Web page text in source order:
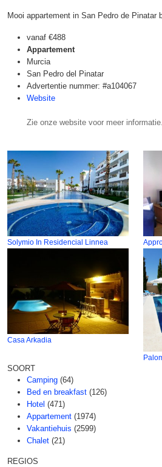
Mooi appartement in San Pedro de Pinatar
vanaf €488
Appartement
Murcia
San Pedro del Pinatar
Advertentie nummer: #a104067
Website
Zie onze website voor meer informatie.
Solymio In Residencial Linnea
Casa Arkadia
SOORT
Camping (64)
Bed en breakfast (126)
Hotel (471)
Appartement (1974)
Vakantiehuis (2599)
Chalet (21)
REGIOS